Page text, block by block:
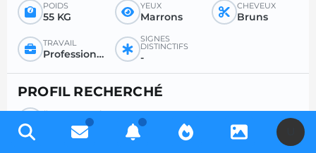
POIDS
55 KG
YEUX
Marrons
CHEVEUX
Bruns
TRAVAIL
Profession libérale
SIGNES
DISTINCTIFS
-
PROFIL RECHERCHÉ
ÂGE SOUHAITÉ
Entre 18 et 99